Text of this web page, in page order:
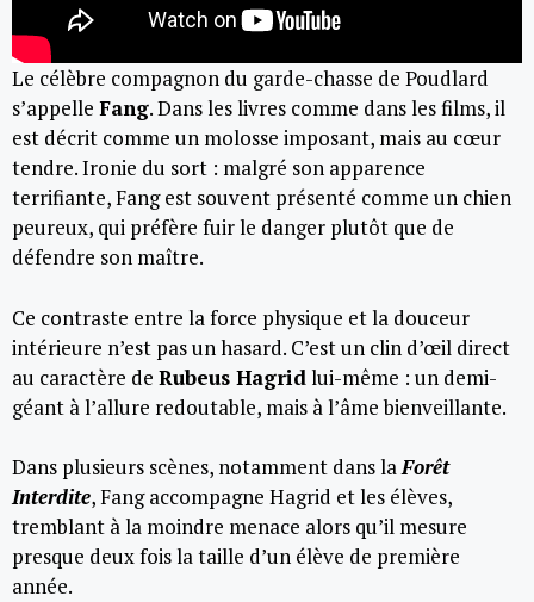
Le célèbre compagnon du garde-chasse de Poudlard
s’appelle Fang. Dans les livres comme dans les films, il
est décrit comme un molosse imposant, mais au cœur
tendre. Ironie du sort : malgré son apparence
terrifiante, Fang est souvent présenté comme un chien
peureux, qui préfère fuir le danger plutôt que de
défendre son maître.
Ce contraste entre la force physique et la douceur
intérieure n’est pas un hasard. C’est un clin d’œil direct
au caractère de Rubeus Hagrid lui-même : un demi-
géant à l’allure redoutable, mais à l’âme bienveillante.
Dans plusieurs scènes, notamment dans laForêt
Interdite, Fang accompagne Hagrid et les élèves,
tremblant à la moindre menace alors qu’il mesure
presque deux fois la taille d’un élève de première
année.